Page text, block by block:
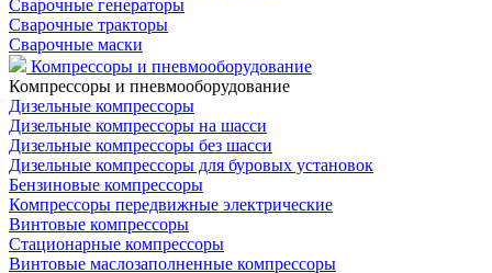
Сварочные генераторы
Сварочные тракторы
Сварочные маски
Компрессоры и пневмооборудование
Компрессоры и пневмооборудование
Дизельные компрессоры
Дизельные компрессоры на шасси
Дизельные компрессоры без шасси
Дизельные компрессоры для буровых установок
Бензиновые компрессоры
Компрессоры передвижные электрические
Винтовые компрессоры
Стационарные компрессоры
Винтовые маслозаполненные компрессоры